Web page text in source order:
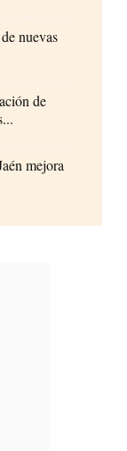
nuevas
de
mejora